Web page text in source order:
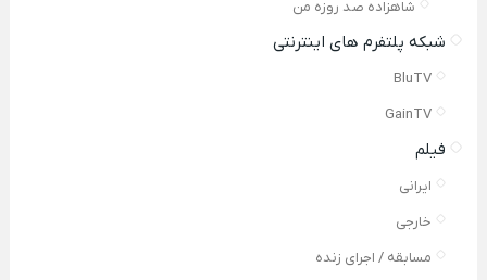
شاهزاده صد روزه من
شبکه پلتفرم های اینترنتی
BluTV
GainTV
فیلم
ایرانی
خارجی
مسابقه / اجرای زنده